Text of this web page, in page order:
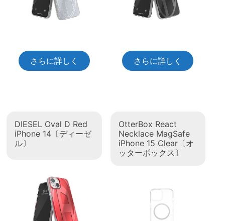
さらに詳しく さらに詳しく
DIESEL Oval D Red
iPhone 14〔ディーゼ
ル〕
OtterBox React
Necklace MagSafe
iPhone 15 Clear〔オ
ッターボックス〕